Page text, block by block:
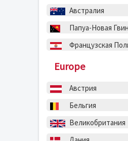
Австралия
Папуа-Новая
Французская
Europe
Австрия
Бельгия
Великобритания